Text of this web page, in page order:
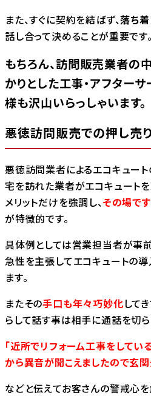
また、すぐに契約を結ばず、落ち
話し合って決めることが重要です。
もちろん、訪問販売業者の
かりとした工事・アフター
様も沢山いらっしゃいます。
悪徳訪問販売での押し売
悪徳訪問業者によるエコキュー
宅を訪れた業者がエコキュート
メリットだけを強調し、その場で
が特徴的です。
具体例としては営業担当者が事
急性を主張してエコキュートの
ます。
またその手口も年々巧妙化して
らして話す事は相手に通話を切
「近所でリフォーム工事をしてい
から異音が聞こえましたので玄関
などと伝えてお客さんの警戒心を